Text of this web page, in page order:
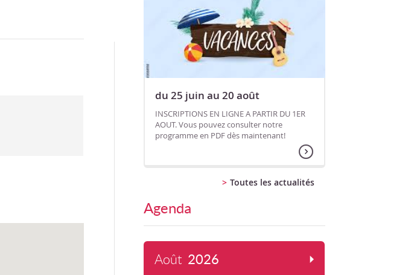
du 25 juin au 20 août
INSCRIPTIONS EN LIGNE A PARTIR DU 1ER
AOUT. Vous pouvez consulter notre
programme en PDF dès maintenant!
Toutes les actualités
Agenda
Août 2026